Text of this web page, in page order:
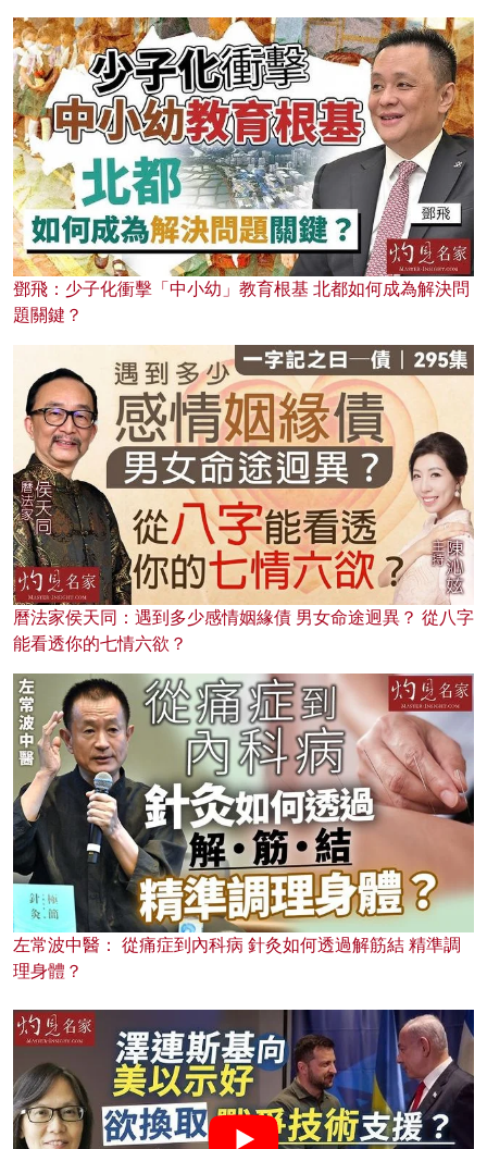
鄧飛：少子化衝擊「中小幼」教育根基 北都如何成為解決問
題關鍵？
曆法家侯天同：遇到多少感情姻緣債 男女命途迥異？ 從八字
能看透你的七情六欲？
左常波中醫： 從痛症到內科病 針灸如何透過解筋結 精準調
理身體？